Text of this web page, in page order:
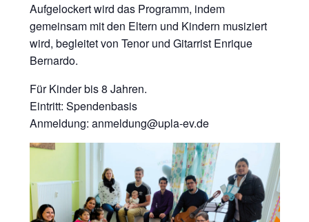
Aufgelockert wird das Programm, indem
gemeinsam mit den Eltern und Kindern musiziert
wird, begleitet von Tenor und Gitarrist Enrique
Bernardo.
Für Kinder bis 8 Jahren.
Eintritt: Spendenbasis
Anmeldung: anmeldung@upla-ev.de